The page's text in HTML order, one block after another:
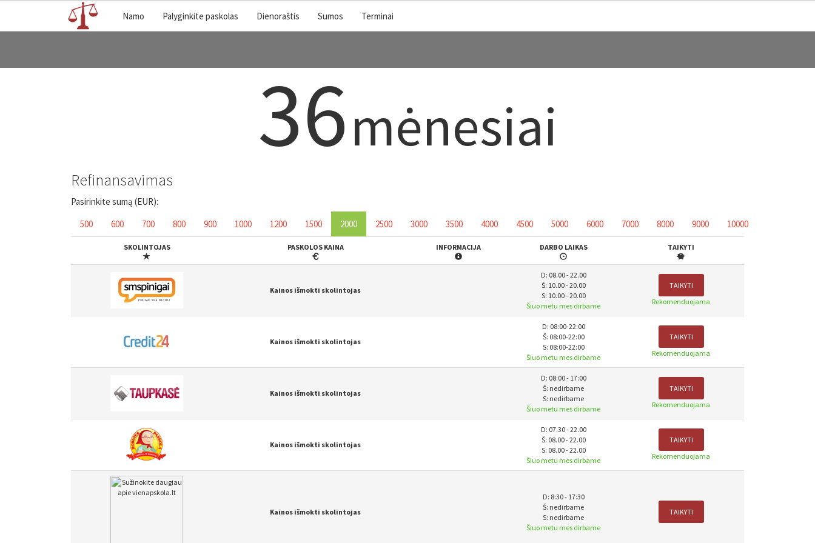
Namo Palyginkite paskolas Dienoraštis Sumos Terminai
36mėnesiai
Refinansavimas
Pasirinkite sumą (EUR):
500
600 700 800 900 1000 1200 1500 2000 2500 3000 3500 4000 4500 5000 6000 7000 8000 9000 10000
SKOLINTOJAS PASKOLOS KAINA INFORMACIJA DARBO LAIKAS TAIKYTI
Kainos išmokti skolintojas
D: 08.00 - 22.00
Š: 10.00 - 20.00
S: 10.00 - 20.00
Šiuo metu mes dirbame
TAIKYTI
Rekomenduojama
Kainos išmokti skolintojas
D: 08:00-22:00
Š: 08:00-22:00
S: 08:00-22:00
Šiuo metu mes dirbame
TAIKYTI
Rekomenduojama
Kainos išmokti skolintojas
D: 08:00 - 17:00
Š: nedirbame
S: nedirbame
Šiuo metu mes dirbame
TAIKYTI
Rekomenduojama
Kainos išmokti skolintojas
D: 07.30 - 22.00
Š: 08.00 - 22.00
S: 08.00 - 22.00
Šiuo metu mes dirbame
TAIKYTI
Rekomenduojama
Kainos išmokti skolintojas
D: 8:30 - 17:30
Š: nedirbame
S: nedirbame
Šiuo metu mes dirbame
TAIKYTI